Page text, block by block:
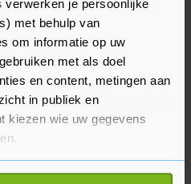
verwerken je persoonlijke
met behulp van
om informatie op uw
met als doel
en content, metingen aan
in publiek en
kiezen wie uw gegevens
ook graag: